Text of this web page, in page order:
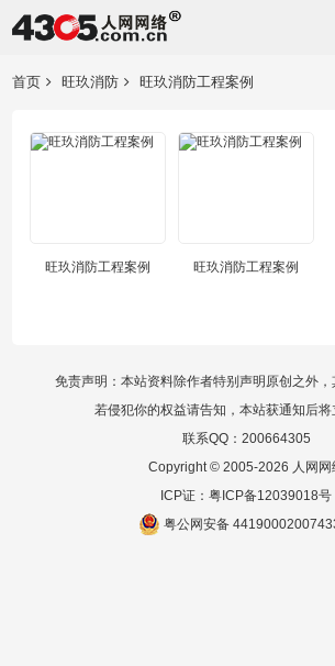
首页 旺玖消防 旺玖消防工程案例
旺玖消防工程案例 旺玖消防工程案例
免责声明：本站资料除作者特别声明原创之外，
若侵犯你的权益请告知，本站获通知后将
联系QQ：200664305
Copyright © 2005-2026 人网网
ICP证： 粤ICP备12039018号
粤公网安备